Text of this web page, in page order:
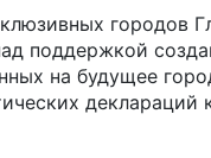
городов
поддержкой
на будущее
деклараций